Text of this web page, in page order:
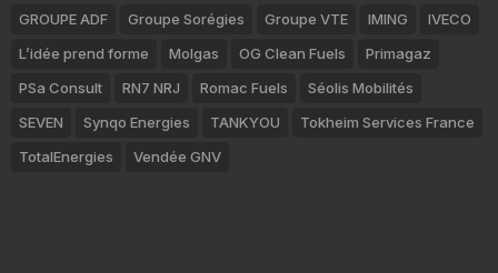
GROUPE ADF
Groupe Sorégies Groupe VTE IMING
IVECO
L’idée prend forme
Molgas OG Clean Fuels
Primagaz
PSa Consult
RN7 NRJ Romac Fuels
Séolis Mobilités
SEVEN
Synqo Energies TANKYOU
Tokheim Services France
TotalEnergies
Vendée GNV